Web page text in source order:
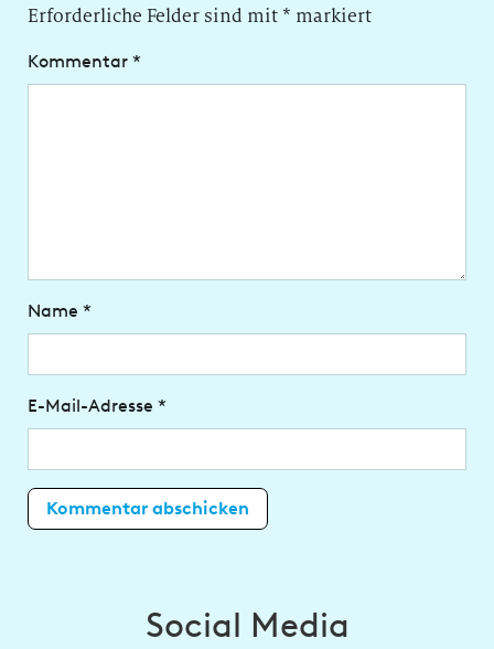
Erforderliche Felder sind mit* markiert
Kommentar *
Name *
E-Mail-Adresse *
Social Media